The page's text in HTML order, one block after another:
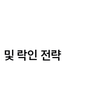
락인 전략